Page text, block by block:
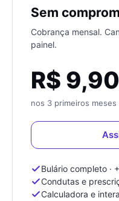
Sem
Cobrança mensal.
painel.
R$ 9,90
nos 3 primeiros meses
Bulário completo ·
Condutas e
Calculadora e